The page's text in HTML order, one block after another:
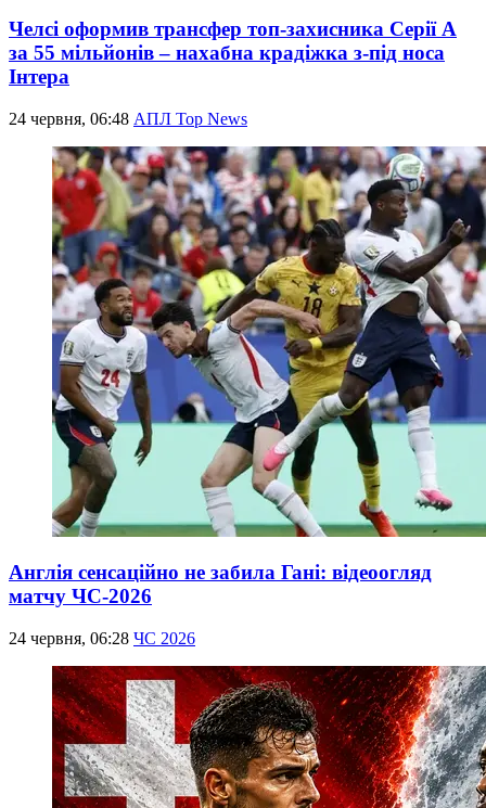
Челсі оформив трансфер топ-захисника Серії А
за 55 мільйонів – нахабна крадіжка з-під носа
Інтера
24 червня, 06:48 АПЛ Top News
Англія сенсаційно не забила Гані: відеоогляд
матчу ЧС-2026
24 червня, 06:28 ЧС 2026